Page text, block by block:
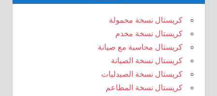
كريستال نسخة محمولة
كريستال نسخة مخدم
كريستال محاسبة مع صيانة
كريستال نسخة الصيانة
كريستال نسخة الصيدليات
كريستال نسخة المطاعم